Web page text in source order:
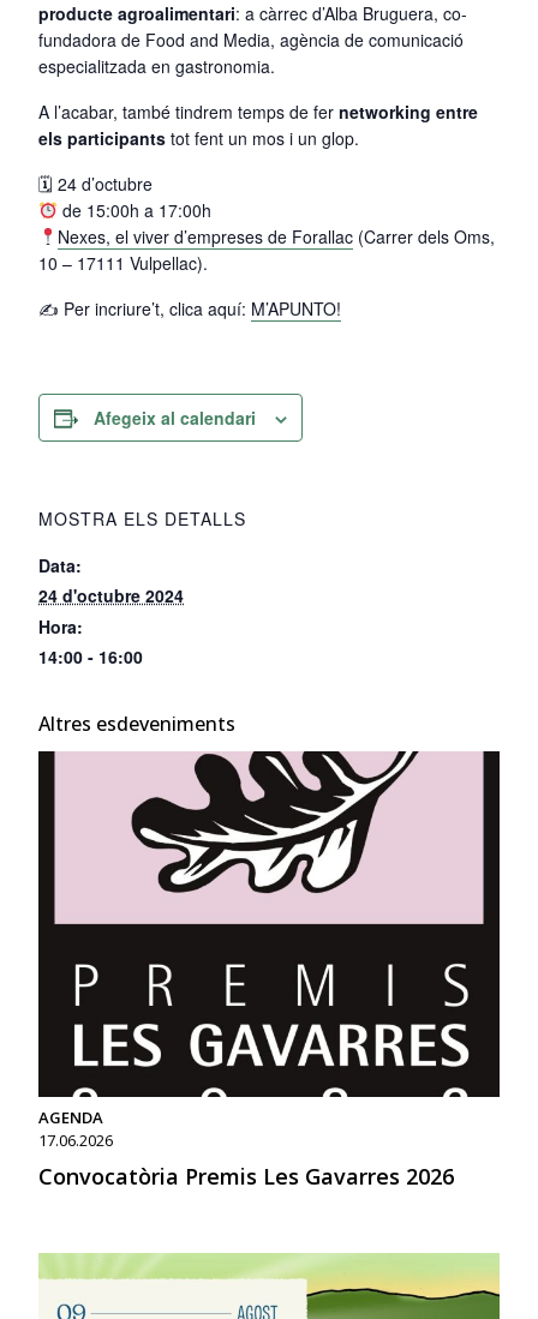
producte agroalimentari: a càrrec d’Alba Bruguera, co-
fundadora de Food and Media, agència de comunicació
especialitzada en gastronomia.
A l’acabar, també tindrem temps de fer networking entre
els participants tot fent un mos i un glop.
🗓 24 d’octubre
de 15:00h a 17:00h
Nexes, el viver d’empreses de Forallac(Carrer dels Oms,
10 – 17111 Vulpellac).
✍ Per incriure’t, clica aquí: M’APUNTO!
Afegeix al calendari
MOSTRA ELS DETALLS
Data:
24 d'octubre 2024
Hora:
14:00 - 16:00
Altres esdeveniments
AGENDA
17.06.2026
Convocatòria Premis Les Gavarres 2026